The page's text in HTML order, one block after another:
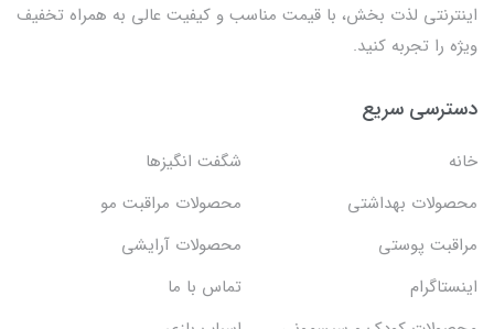
اینترنتی لذت بخش، با قیمت مناسب و کیفیت عالی به همراه تخفیف
ویژه را تجربه کنید.
دسترسی سریع
خانه
شگفت انگيزها
محصولات بهداشتي
محصولات مراقبت مو
مراقبت پوستی
محصولات آرایشی
اینستاگرام
تماس با ما